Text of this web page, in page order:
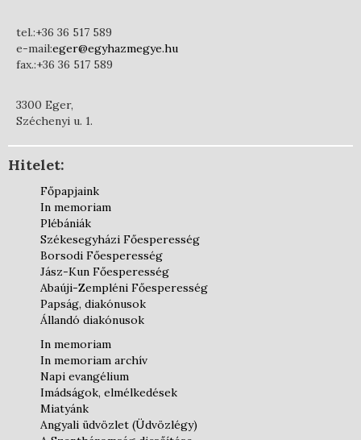
tel.:+36 36 517 589
e-mail:eger@egyhazmegye.hu
fax.:+36 36 517 589
3300 Eger,
Széchenyi u. 1.
Hitelet:
Főpapjaink
In memoriam
Plébániák
Székesegyházi Főesperesség
Borsodi Főesperesség
Jász-Kun Főesperesség
Abaúji-Zempléni Főesperesség
Papság, diakónusok
Állandó diakónusok
In memoriam
In memoriam archív
Napi evangélium
Imádságok, elmélkedések
Miatyánk
Angyali üdvözlet (Üdvözlégy)